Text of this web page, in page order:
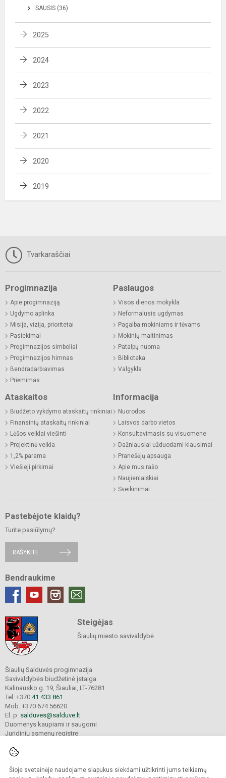
Šioje svetainėje naudojame slapukus siekdami užtikrinti jums teikiamų
SAUSIS (36)
2025
2024
2023
2022
2021
2020
2019
Tvarkaraščiai
Progimnazija
Apie progimnaziją
Ugdymo aplinka
Misija, vizija, prioritetai
Pasiekimai
Progimnazijos simboliai
Progimnazijos himnas
Bendradarbiavimas
Priėmimas
Paslaugos
Visos dienos mokykla
Neformalusis ugdymas
Pagalba mokiniams ir tėvams
Mokinių maitinimas
Patalpų nuoma
Biblioteka
Valgykla
Ataskaitos
Biudžeto vykdymo ataskaitų rinkiniai
Finansinių ataskaitų rinkiniai
Lėšos veiklai viešinti
Projektinė veikla
1,2% parama
Viešieji pirkimai
Informacija
Nuorodos
Laisvos darbo vietos
Konsultavimasis su visuomene
Dažniausiai užduodami klausimai
Pranešėjų apsauga
Apie mus rašo
Naujienlaiškiai
Sveikinimai
Pastebėjote klaidų?
Turite pasiūlymų?
RAŠYKITE
Bendraukime
Steigėjas
Šiaulių miesto savivaldybė
Šiaulių Salduvės progimnazija
Savivaldybės biudžetinė įstaiga
Kalinausko g. 19, Šiauliai, LT-76281
Tel. +370 41 433 861
Mob. +370 674 56620
El. p. salduves@salduve.lt
Duomenys kaupiami ir saugomi
Juridinių asmenų registre